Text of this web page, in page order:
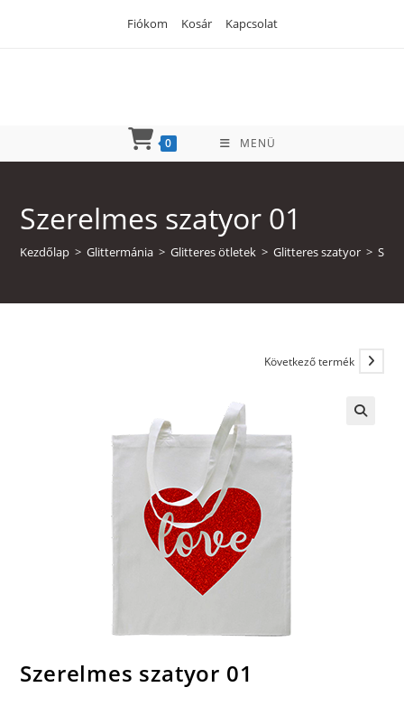
Fiókom Kosár Kapcsolat
0 MENÜ
Szerelmes szatyor 01
Kezdőlap > Glittermánia > Glitteres ötletek > Glitteres szatyor >
Következő termék
Szerelmes szatyor 01